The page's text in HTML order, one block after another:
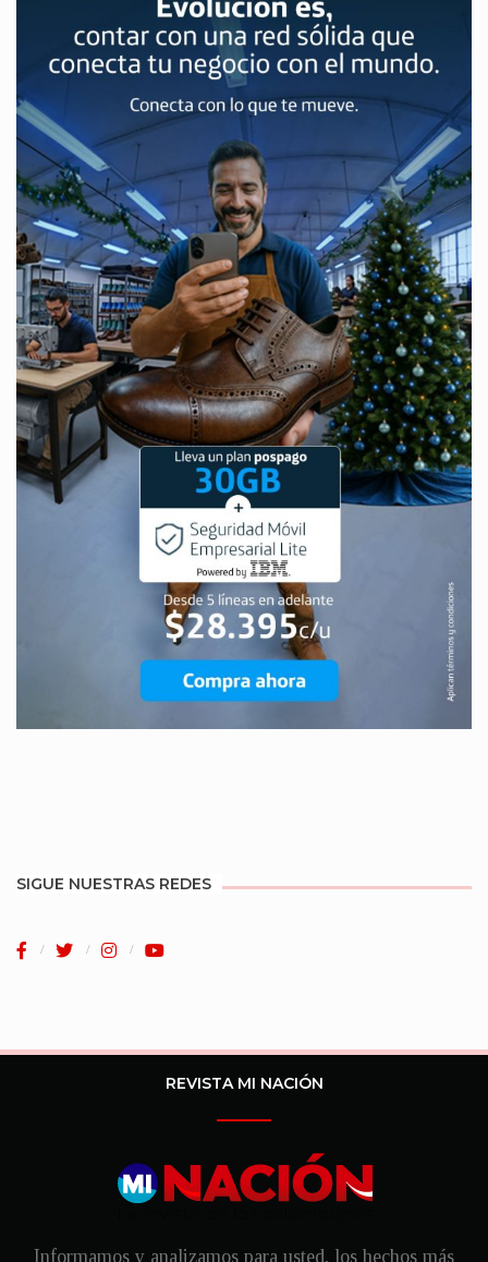
SIGUE NUESTRAS REDES
REVISTA MI NACIÓN
Informamos y analizamos para usted, los hechos más